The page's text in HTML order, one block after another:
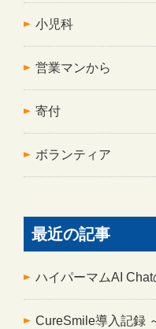
小児科
営業マンから
寄付
ボランティア
最近の記事
ハイパーマムAI
CureSmile導入記録